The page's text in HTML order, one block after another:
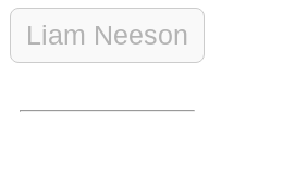
Liam Neeson